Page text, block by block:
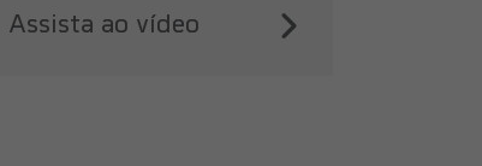
Assista ao vídeo